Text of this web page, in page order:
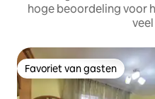
hoge beoordeling voor
Favoriet van gasten
Favoriet van gasten